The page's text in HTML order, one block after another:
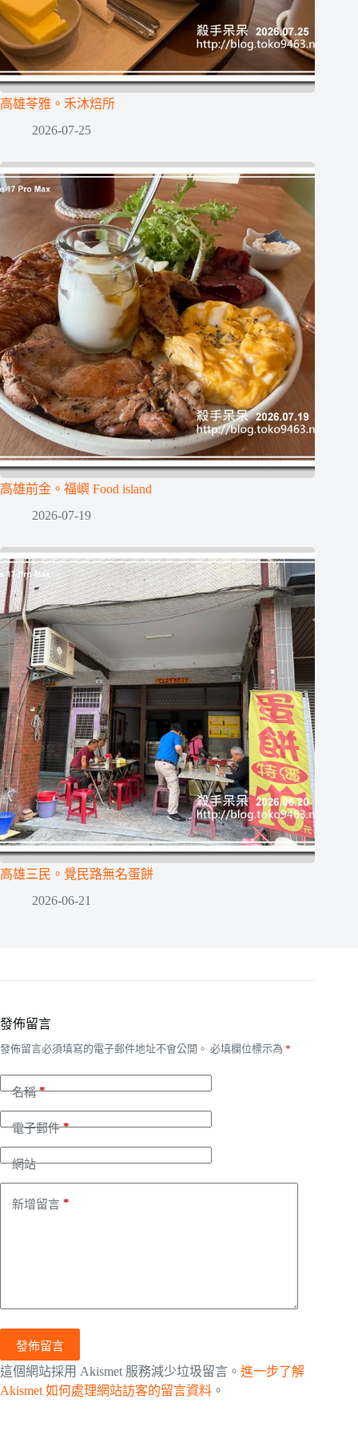
高雄苓雅。禾沐焙所
2026-07-25
高雄前金。福嶼 Food island
2026-07-19
高雄三民。覺民路無名蛋餅
2026-06-21
發佈留言
發佈留言必須填寫的電子郵件地址不會公開。 必填欄位標示為 *
名稱*
電子郵件*
網站
新增留言 *
發佈留言
這個網站採用 Akismet 服務減少垃圾留言。 進一步了解
Akismet 如何處理網站訪客的留言資料 。